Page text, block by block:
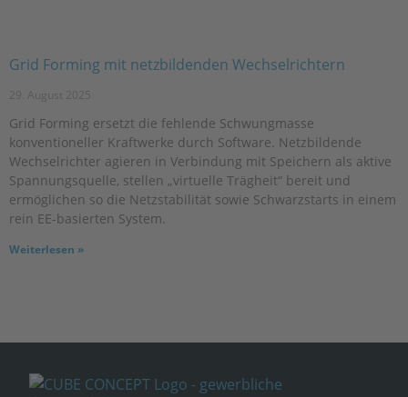
Grid Forming mit netzbildenden Wechselrichtern
29. August 2025
Grid Forming ersetzt die fehlende Schwungmasse
konventioneller Kraftwerke durch Software. Netzbildende
Wechselrichter agieren in Verbindung mit Speichern als aktive
Spannungsquelle, stellen „virtuelle Trägheit“ bereit und
ermöglichen so die Netzstabilität sowie Schwarzstarts in einem
rein EE-basierten System.
Weiterlesen »